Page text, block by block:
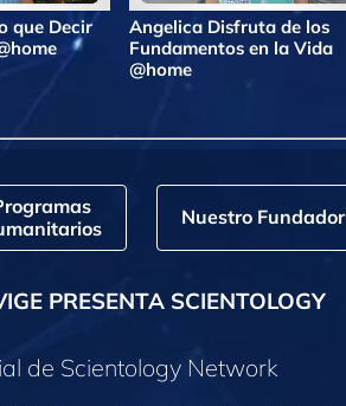
que Decir
Angelica Disfruta de los
Fundamentos en la Vida
@home
Nuestro Fundador
PRESENTA SCIENTOLOGY
de Scientology Network